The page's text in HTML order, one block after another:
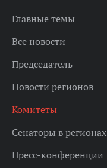
Главные темы
Все новости
Председатель
Новости регионов
Комитеты
Сенаторы в регионах
Пресс-конференции